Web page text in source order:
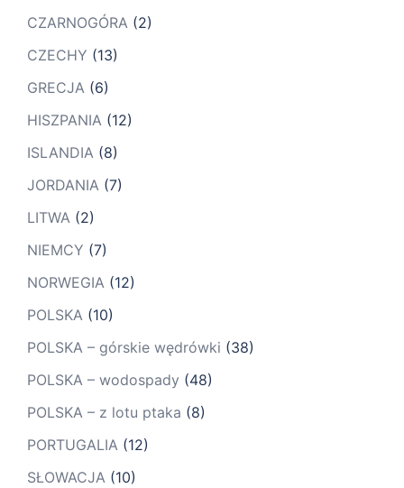
CZARNOGÓRA (2)
CZECHY (13)
GRECJA (6)
HISZPANIA (12)
ISLANDIA (8)
JORDANIA (7)
LITWA (2)
NIEMCY (7)
NORWEGIA (12)
POLSKA (10)
POLSKA – górskie wędrówki (38)
POLSKA – wodospady (48)
POLSKA – z lotu ptaka (8)
PORTUGALIA (12)
SŁOWACJA (10)